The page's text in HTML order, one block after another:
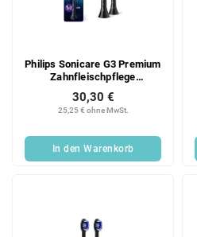
Philips Sonicare G3 Premium
Zahnfleischpflege
Stück, schwarz, für
Zahnfleisch- und
25,25 € ohne MwSt.
30,30 €
In den Warenkorb